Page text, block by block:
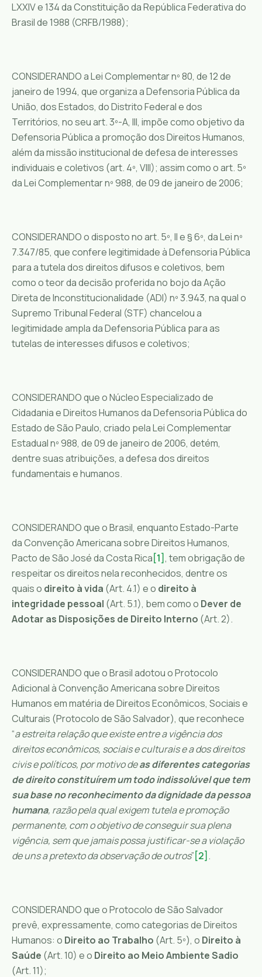
LXXIV e 134 da Constituição da República Federativa do
Brasil de 1988 (CRFB/1988);
CONSIDERANDO a Lei Complementar nº 80, de 12 de
janeiro de 1994, que organiza a Defensoria Pública da
União, dos Estados, do Distrito Federal e dos
Territórios, no seu art. 3º-A, III, impõe como objetivo da
Defensoria Pública a promoção dos Direitos Humanos,
além da missão institucional de defesa de interesses
individuais e coletivos (art. 4º, VIII); assim como o art. 5º
da Lei Complementar nº 988, de 09 de janeiro de 2006;
CONSIDERANDO o disposto no art. 5º, II e § 6º, da Lei nº
7.347/85, que confere legitimidade à Defensoria Pública
para a tutela dos direitos difusos e coletivos, bem
como o teor da decisão proferida no bojo da Ação
Direta de Inconstitucionalidade (ADI) nº 3.943, na qual o
Supremo Tribunal Federal (STF) chancelou a
legitimidade ampla da Defensoria Pública para as
tutelas de interesses difusos e coletivos;
CONSIDERANDO que o Núcleo Especializado de
Cidadania e Direitos Humanos da Defensoria Pública do
Estado de São Paulo, criado pela Lei Complementar
Estadual nº 988, de 09 de janeiro de 2006, detém,
dentre suas atribuições, a defesa dos direitos
fundamentais e humanos.
CONSIDERANDO que o Brasil, enquanto Estado-Parte
da Convenção Americana sobre Direitos Humanos,
Pacto de São José da Costa Rica[1], tem obrigação de
respeitar os direitos nela reconhecidos, dentre os
quais o direito à vida (Art. 4.1) e o direito à
integridade pessoal (Art. 5.1), bem como o Dever de
Adotar as Disposições de Direito Interno (Art. 2).
CONSIDERANDO que o Brasil adotou o Protocolo
Adicional à Convenção Americana sobre Direitos
Humanos em matéria de Direitos Econômicos, Sociais e
Culturais (Protocolo de São Salvador), que reconhece
“a estreita relação que existe entre a vigência dos
direitos econômicos, sociais e culturais e a dos direitos
civis e políticos, por motivo deas diferentes categorias
de direito constituírem um todo indissolúvel que tem
sua base no reconhecimento da dignidade da pessoa
humana, razão pela qual exigem tutela e promoção
permanente, com o objetivo de conseguir sua plena
vigência, sem que jamais possa justificar-se a violação
de uns a pretexto da observação de outros”[2] .
CONSIDERANDO que o Protocolo de São Salvador
prevê, expressamente, como categorias de Direitos
Humanos: o Direito ao Trabalho (Art. 5º), o Direito à
Saúde (Art. 10) e o Direito ao Meio Ambiente Sadio
(Art. 11);